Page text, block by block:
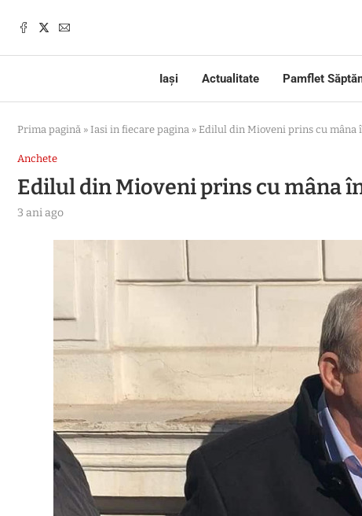
Iași Actualitate Pamflet
Prima pagină » Iasi in fiecare pagina » Edilul din Mioveni prins cu mâna
Anchete
Edilul din Mioveni prins cu mâna
3 ani ago